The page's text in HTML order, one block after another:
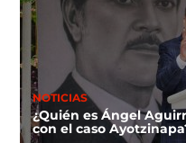
NOTICIAS
¿Quién es Ángel
con el caso